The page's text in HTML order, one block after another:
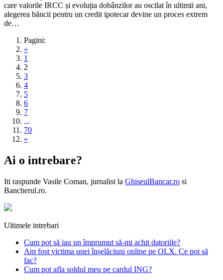
care valorile IRCC și evoluția dobânzilor au oscilat în ultimii ani,
alegerea băncii pentru un credit ipotecar devine un proces extrem
de…
Pagini:
«
1
2
3
4
5
6
7
...
70
»
Ai o intrebare?
Iti raspunde Vasile Coman, jurnalist la GhiseulBancar.ro si
Bancherul.ro.
Ultimele intrebari
Cum pot să iau un împrumut să-mi achit datoriile?
Am fost victima unei înșelăciuni online pe OLX. Ce pot să
fac?
Cum pot afla soldul meu pe cardul ING?